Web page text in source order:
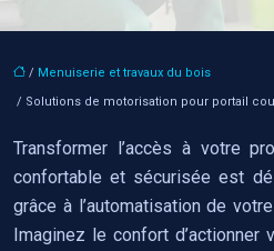
/ Menuiserie et travaux du bois
/ Solutions de motorisation pour portail
Transformer l’accès à votre
confortable et sécurisée est
grâce à l’automatisation de
Imaginez le confort d’actionner